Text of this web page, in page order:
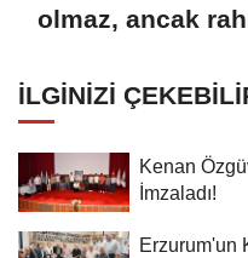
olmaz, ancak
İLGINIZI
Kenan
İmzaladı!
Erzurum'un